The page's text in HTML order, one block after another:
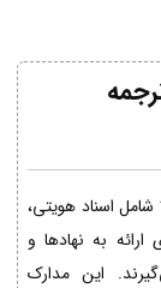
اسناد هویتی،
به نهادها و
این مدارک